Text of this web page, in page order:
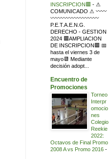
INSCRIPCION🟥 - ⚠
COMUNICADO ⚠ 〰〰
〰〰〰〰〰〰〰〰〰
P.E.T.A.E.N.G.
DERECHO - GESTION
2024 🟥AMPLIACION
DE INSCRIPCION🟥 📅
hasta el viernes 3 de
mayo📆 Mediante
decisión adopt...
Encuentro de
Promociones
Torneo
Interpr
omocio
nes
Colegio
Reekie
2022:
Octavos de Final Promo
2008 A vs Promo 2016 -